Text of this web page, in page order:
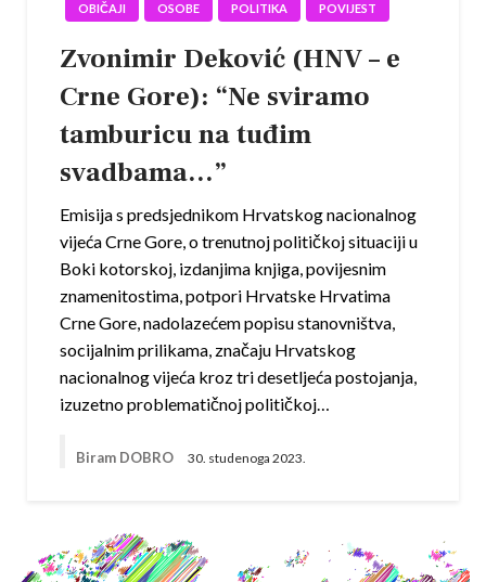
OBIČAJI OSOBE POLITIKA POVIJEST
Zvonimir Deković (HNV – e
Crne Gore): “Ne sviramo
tamburicu na tuđim
svadbama…”
Emisija s predsjednikom Hrvatskog nacionalnog
vijeća Crne Gore, o trenutnoj političkoj situaciji u
Boki kotorskoj, izdanjima knjiga, povijesnim
znamenitostima, potpori Hrvatske Hrvatima
Crne Gore, nadolazećem popisu stanovništva,
socijalnim prilikama, značaju Hrvatskog
nacionalnog vijeća kroz tri desetljeća postojanja,
izuzetno problematičnoj političkoj…
Biram DOBRO 30. studenoga 2023.